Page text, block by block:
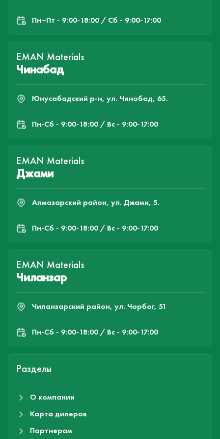
Пн–Пт - 9:00-18:00 / Сб - 9:00-17:00
EMAN Materials
Чинабад
Юнусабадский р-н, ул. Чинобад, 65.
Пн-Cб - 9:00-18:00 / Вс - 9:00-17:00
EMAN Materials
Джами
Алмазарский район, ул. Джами, 5.
Пн-Cб - 9:00-18:00 / Вс - 9:00-17:00
EMAN Materials
Чиланзар
Чиланзарский район, ул. Чорбог, 51
Пн-Cб - 9:00-18:00 / Вс - 9:00-17:00
Разделы
О компании
Карта дилеров
Партнерам